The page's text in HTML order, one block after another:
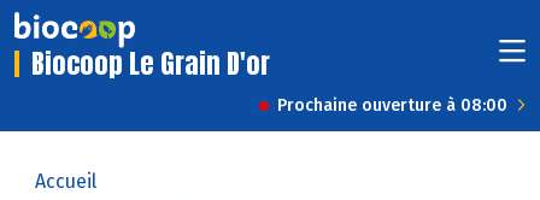
Biocoop Le Grain D'or
Prochaine ouverture à 08:00
Accueil